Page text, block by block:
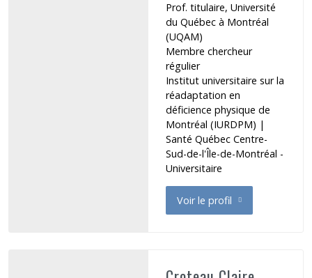
Prof. titulaire, Université
du Québec à Montréal
(UQAM)
Membre chercheur
régulier
Institut universitaire sur la
réadaptation en
déficience physique de
Montréal (IURDPM) |
Santé Québec Centre-
Sud-de-l'Île-de-Montréal -
Universitaire
Voir le profil
de Comtois Alain-Steve